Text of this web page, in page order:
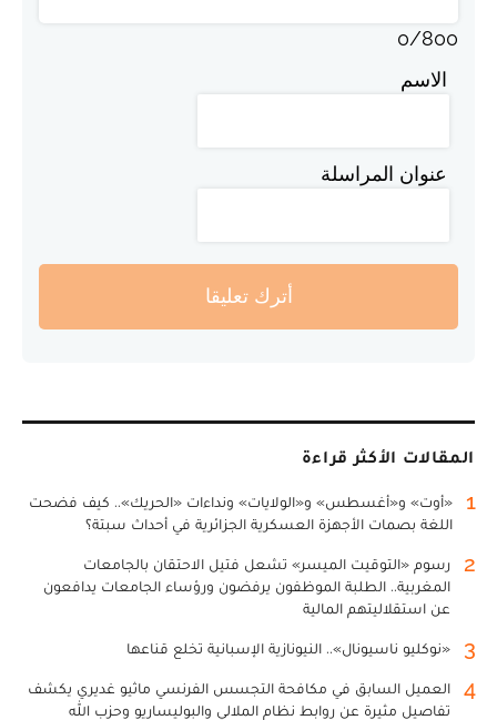
0/800
الاسم
عنوان المراسلة
أترك تعليقا
المقالات الأكثر قراءة
1
«أوت» و«أغسطس» و«الولايات» ونداءات «الحريك».. كيف فضحت
اللغة بصمات الأجهزة العسكرية الجزائرية في أحداث سبتة؟
2
رسوم «التوقيت الميسر» تشعل فتيل الاحتقان بالجامعات
المغربية.. الطلبة الموظفون يرفضون ورؤساء الجامعات يدافعون
عن استقلاليتهم المالية
3 «نوكليو ناسيونال».. النيونازية الإسبانية تخلع قناعها
4
العميل السابق في مكافحة التجسس الفرنسي ماثيو غديري يكشف
تفاصيل مثيرة عن روابط نظام الملالي والبوليساريو وحزب الله